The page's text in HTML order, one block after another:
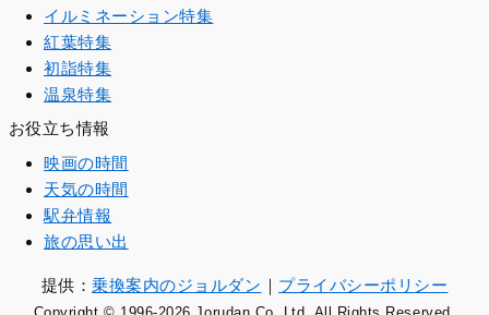
イルミネーション特集
紅葉特集
初詣特集
温泉特集
お役立ち情報
映画の時間
天気の時間
駅弁情報
旅の思い出
提供：乗換案内のジョルダン ｜ プライバシーポリシー